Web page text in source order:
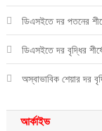
ডিএসইতে দর পতনের
ডিএসইতে দর বৃদ্ধির
অস্বাভাবিক শেয়ার দর
আর্কাইভ